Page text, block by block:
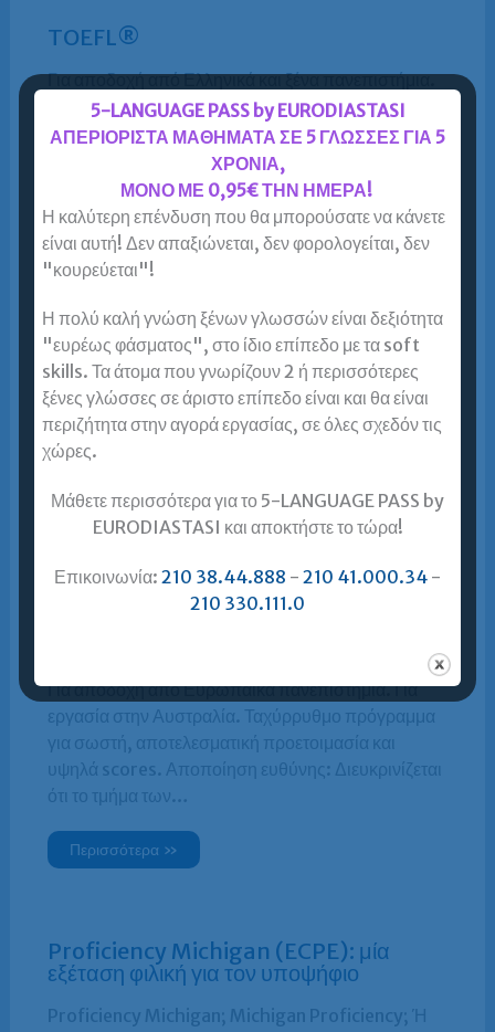
TOEFL®
Για αποδοχή από Ελληνικά και ξένα πανεπιστήμια.
Ταχύρρυθμο πρόγραμμα για σωστή,
αποτελεσματική προετοιμασία και υψηλά scores.
To TOEFL iBT® test είναι εξέταση η οποία
πιστοποιεί το…
Περισσότερα »
TOEIC®
Στοχευμένη προετοιμασία. Ειδικό πρόγραμμα
(selective skills development) για επιτυχή
αντιμετώπιση των papers τα οποία συνθέτουν την
εξέταση. TOEIC® – Τι είναι; Το TOEIC® είναι
ένα…
Για αποδοχή από Ευρωπαϊκά πανεπιστήμια. Για
εργασία στην Αυστραλία. Ταχύρρυθμο πρόγραμμα
για σωστή, αποτελεσματική προετοιμασία και
υψηλά scores. Αποποίηση ευθύνης: Διευκρινίζεται
ότι το τμήμα των…
Περισσότερα »
Proficiency Michigan (ECPE): μία
εξέταση φιλική για τον υποψήφιο
Proficiency Michigan; Michigan Proficiency; Ή
5-LANGUAGE PASS by EURODIASTASI
ΑΠΕΡΙΟΡΙΣΤΑ ΜΑΘΗΜΑΤΑ ΣΕ 5 ΓΛΩΣΣΕΣ ΓΙΑ 5
ΧΡΟΝΙΑ,
ΜΟΝΟ ΜΕ 0,95€ ΤΗΝ ΗΜΕΡΑ!
Η καλύτερη επένδυση που θα μπορούσατε να κάνετε
είναι αυτή! Δεν απαξιώνεται, δεν φορολογείται, δεν
"κουρεύεται"!
Η πολύ καλή γνώση ξένων γλωσσών είναι δεξιότητα
"ευρέως φάσματος", στο ίδιο επίπεδο με τα soft
skills. Τα άτομα που γνωρίζουν 2 ή περισσότερες
ξένες γλώσσες σε άριστο επίπεδο είναι και θα είναι
περιζήτητα στην αγορά εργασίας, σε όλες σχεδόν τις
χώρες.
Μάθετε περισσότερα για το 5-LANGUAGE PASS by
EURODIASTASI και αποκτήστε το τώρα!
Επικοινωνία: 210 38.44.888 - 210 41.000.34 -
210 330.111.0